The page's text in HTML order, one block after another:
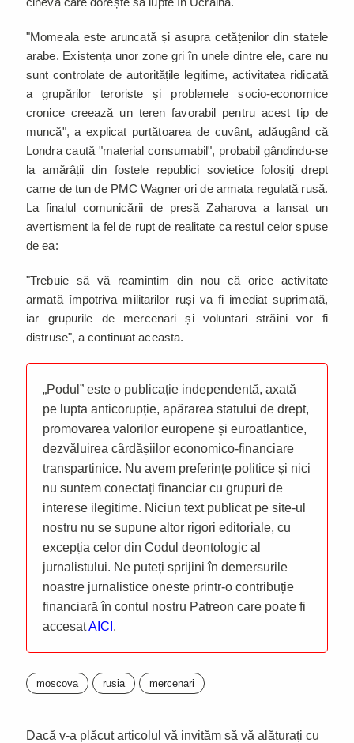
"Momeala este aruncată și asupra cetățenilor din statele
arabe. Existența unor zone gri în unele dintre ele, care nu
sunt controlate de autoritățile legitime, activitatea ridicată
a grupărilor teroriste și problemele socio-economice
cronice creează un teren favorabil pentru acest tip de
muncă", a explicat purtătoarea de cuvânt, adăugând că
Londra caută "material consumabil", probabil gândindu-se
la amărâții din fostele republici sovietice folosiți drept
carne de tun de PMC Wagner ori de armata regulată rusă.
La finalul comunicării de presă Zaharova a lansat un
avertisment la fel de rupt de realitate ca restul celor spuse
de ea:
"Trebuie să vă reamintim din nou că orice activitate
armată împotriva militarilor ruși va fi imediat suprimată,
iar grupurile de mercenari și voluntari străini vor fi
distruse", a continuat aceasta.
„Podul” este o publicație independentă, axată
pe lupta anticorupție, apărarea statului de drept,
promovarea valorilor europene și euroatlantice,
dezvăluirea cârdășiilor economico-financiare
transpartinice. Nu avem preferințe politice și nici
nu suntem conectați financiar cu grupuri de
interese ilegitime. Niciun text publicat pe site-ul
nostru nu se supune altor rigori editoriale, cu
excepția celor din Codul deontologic al
jurnalistului. Ne puteți sprijini în demersurile
noastre jurnalistice oneste printr-o contribuție
financiară în contul nostru Patreon care poate fi
accesatAICI .
moscova rusia mercenari
Dacă v-a plăcut articolul vă invităm să vă alăturați cu